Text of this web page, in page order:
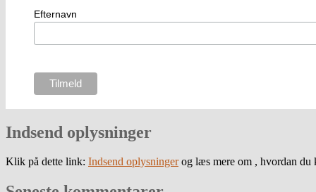
Efternavn
Indsend oplysninger
Klik på dette link: Indsend oplysningerog læs mere om , hvordan du